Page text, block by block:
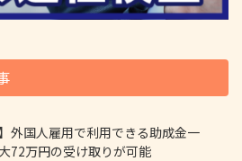
】外国人雇用で利用できる助成金一
72万円の受け取りが可能